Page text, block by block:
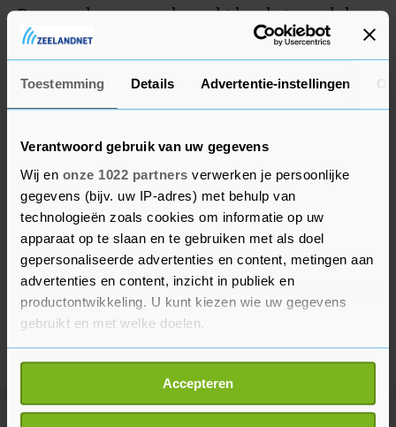
Toestemming Details Advertentie-instellingen
Verantwoord gebruik van uw gegevens
Wij en onze 1022 partners verwerken je persoonlijke
gegevens (bijv. uw IP-adres) met behulp van
technologieën zoals cookies om informatie op uw
apparaat op te slaan en te gebruiken met als doel
gepersonaliseerde advertenties en content, metingen aan
advertenties en content, inzicht in publiek en
productontwikkeling. U kunt kiezen wie uw gegevens
gebruikt en met welke doelen.
Als u het toestaat, willen we ook graag:
Informatie verzamelen over uw geografische
locatie, die tot een paar meter nauwkeurig kan zijn
Accepteren
De marechaussee onderzoekt hoe het ongeluk
kon gebeuren.